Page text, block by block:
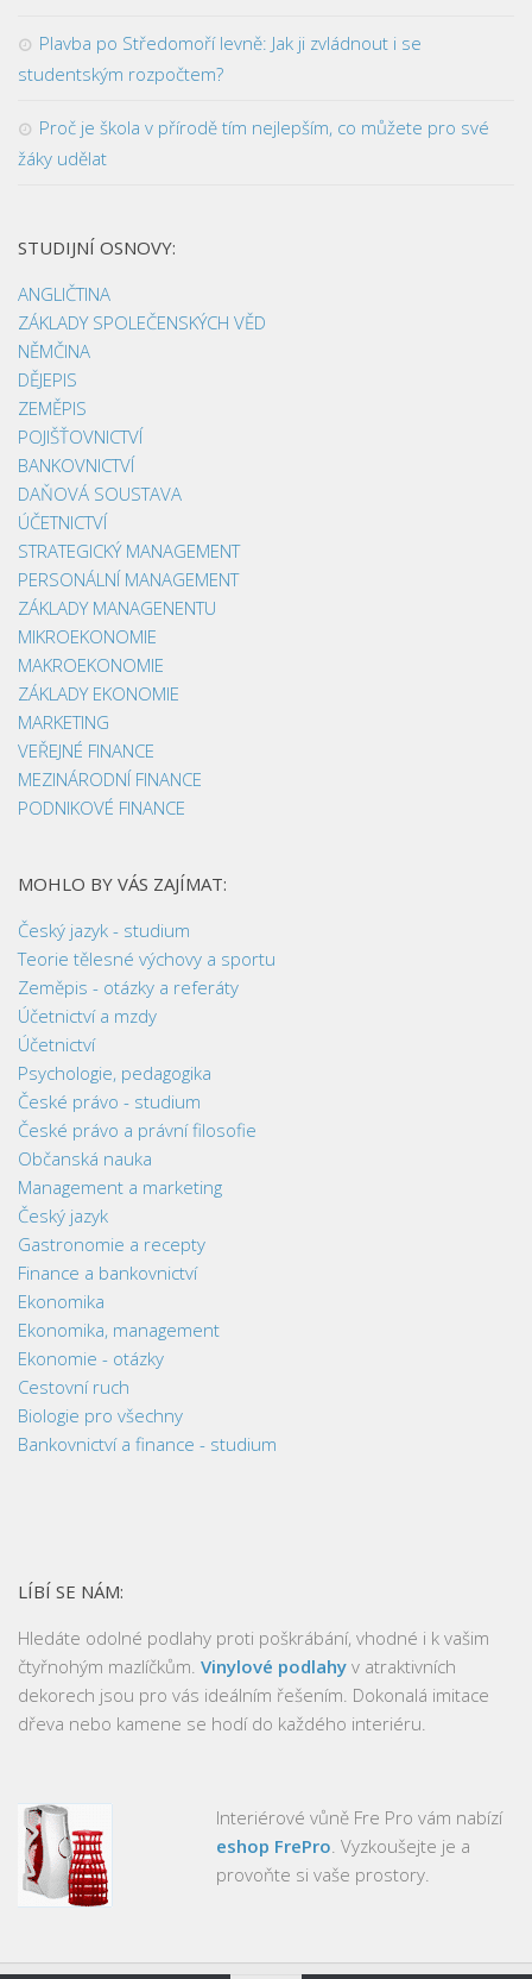
Plavba po Středomoří levně: Jak ji zvládnout i se
studentským rozpočtem?
Proč je škola v přírodě tím nejlepším, co můžete pro své
žáky udělat
STUDIJNÍ OSNOVY:
ANGLIČTINA
ZÁKLADY SPOLEČENSKÝCH VĚD
NĚMČINA
DĚJEPIS
ZEMĚPIS
POJIŠŤOVNICTVÍ
BANKOVNICTVÍ
DAŇOVÁ SOUSTAVA
ÚČETNICTVÍ
STRATEGICKÝ MANAGEMENT
PERSONÁLNÍ MANAGEMENT
ZÁKLADY MANAGENENTU
MIKROEKONOMIE
MAKROEKONOMIE
ZÁKLADY EKONOMIE
MARKETING
VEŘEJNÉ FINANCE
MEZINÁRODNÍ FINANCE
PODNIKOVÉ FINANCE
MOHLO BY VÁS ZAJÍMAT:
Český jazyk - studium
Teorie tělesné výchovy a sportu
Zeměpis - otázky a referáty
Účetnictví a mzdy
Účetnictví
Psychologie, pedagogika
České právo - studium
České právo a právní filosofie
Občanská nauka
Management a marketing
Český jazyk
Gastronomie a recepty
Finance a bankovnictví
Ekonomika
Ekonomika, management
Ekonomie - otázky
Cestovní ruch
Biologie pro všechny
Bankovnictví a finance - studium
LÍBÍ SE NÁM:
Hledáte odolné podlahy proti poškrábání, vhodné i k vašim
čtyřnohým mazlíčkům. Vinylové podlahy v atraktivních
dekorech jsou pro vás ideálním řešením. Dokonalá imitace
dřeva nebo kamene se hodí do každého interiéru.
Interiérové vůně Fre Pro vám nabízí
eshop FrePro . Vyzkoušejte je a
provoňte si vaše prostory.